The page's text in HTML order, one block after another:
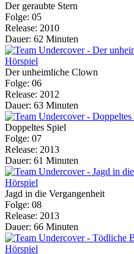
Der geraubte Stern
Folge: 05
Release: 2010
Dauer: 62 Minuten
Der unheimliche Clown
Folge: 06
Release: 2012
Dauer: 63 Minuten
Doppeltes Spiel
Folge: 07
Release: 2013
Dauer: 61 Minuten
Jagd in die Vergangenheit
Folge: 08
Release: 2013
Dauer: 66 Minuten